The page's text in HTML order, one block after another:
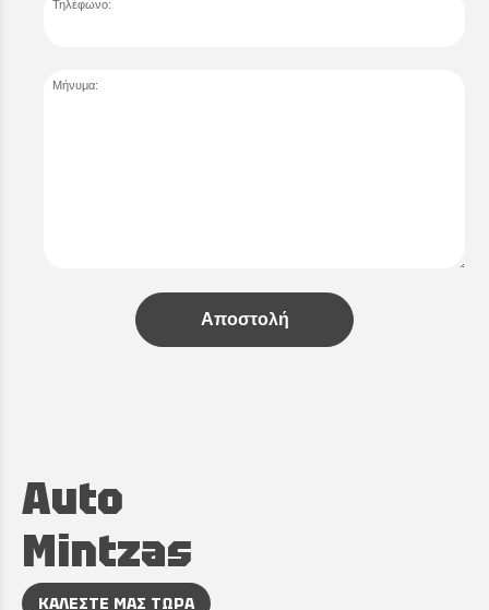
Τηλέφωνο:
Μήνυμα:
Αποστολή
Auto
Mintzas
ΚΑΛΕΣΤΕ ΜΑΣ ΤΩΡΑ